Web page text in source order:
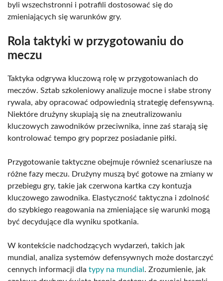
byli wszechstronni i potrafili dostosować się do
zmieniających się warunków gry.
Rola taktyki w przygotowaniu do
meczu
Taktyka odgrywa kluczową rolę w przygotowaniach do
meczów. Sztab szkoleniowy analizuje mocne i słabe strony
rywala, aby opracować odpowiednią strategię defensywną.
Niektóre drużyny skupiają się na zneutralizowaniu
kluczowych zawodników przeciwnika, inne zaś starają się
kontrolować tempo gry poprzez posiadanie piłki.
Przygotowanie taktyczne obejmuje również scenariusze na
różne fazy meczu. Drużyny muszą być gotowe na zmiany w
przebiegu gry, takie jak czerwona kartka czy kontuzja
kluczowego zawodnika. Elastyczność taktyczna i zdolność
do szybkiego reagowania na zmieniające się warunki mogą
być decydujące dla wyniku spotkania.
W kontekście nadchodzących wydarzeń, takich jak
mundial, analiza systemów defensywnych może dostarczyć
cennych informacji dla typy na mundial . Zrozumienie, jak